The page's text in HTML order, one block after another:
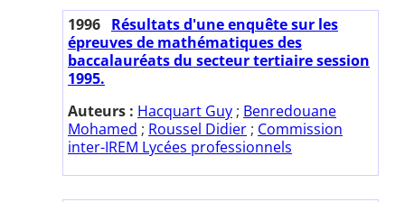
1996 Résultats d'une enquête sur les
épreuves de mathématiques des
baccalauréats du secteur tertiaire session
1995.
Auteurs : Hacquart Guy ; Benredouane
Mohamed ; Roussel Didier ; Commission
inter-IREM Lycées professionnels